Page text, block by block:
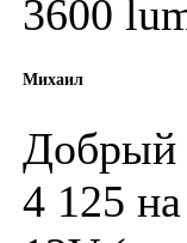
3600
Михаил
Добрый
4 125